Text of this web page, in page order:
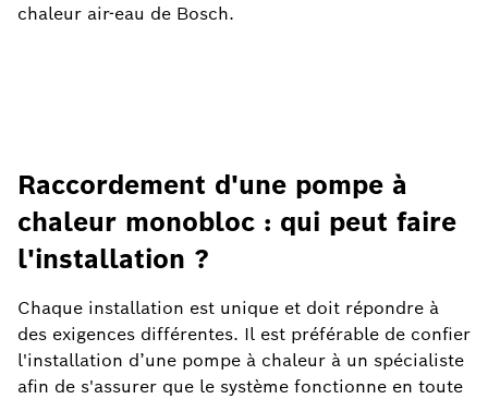
chaleur air-eau de Bosch.
Raccordement d'une pompe à
chaleur monobloc : qui peut faire
l'installation ?
Chaque installation est unique et doit répondre à
des exigences différentes. Il est préférable de confier
l'installation d’une pompe à chaleur à un spécialiste
afin de s'assurer que le système fonctionne en toute